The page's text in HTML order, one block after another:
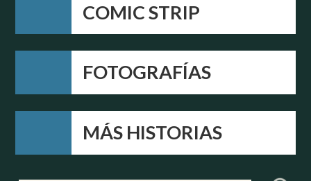
COMIC STRIP
FOTOGRAFÍAS
MÁS HISTORIAS